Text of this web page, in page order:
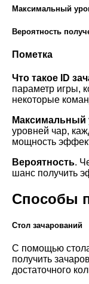
Максимальный
Вероятность
Пометка
Что такое ID
параметр игры,
некоторые
Максимальный
уровней чар,
мощность
Вероятность.
шанс получить
Способы
Стол зачарований
С помощью
получить
достаточного